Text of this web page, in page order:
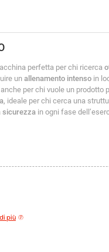
perfetta per chi ricerca
unallenamento intenso in
per chi vuole un prodotto
, ideale per chi cerca una
sicurezza in ogni fase
più